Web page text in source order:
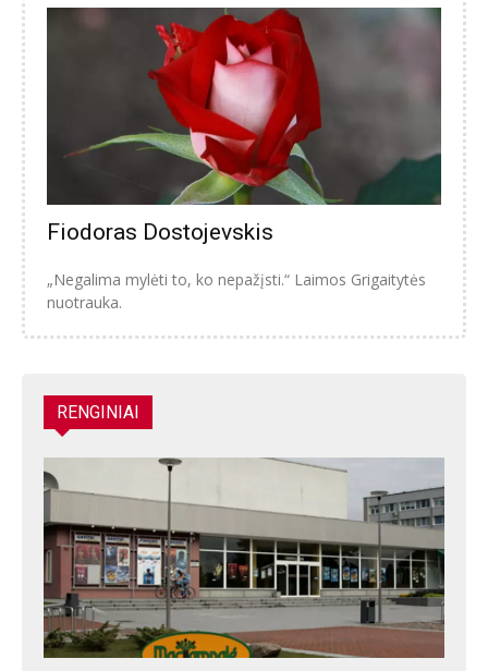
Fiodoras Dostojevskis
„Negalima mylėti to, ko nepažįsti.“ Laimos Grigaitytės
nuotrauka.
RENGINIAI